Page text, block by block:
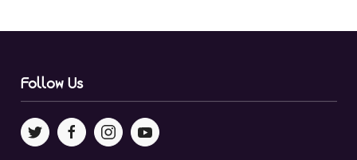
Follow Us